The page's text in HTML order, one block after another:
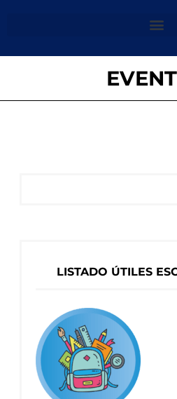
LISTADO ÚTILES